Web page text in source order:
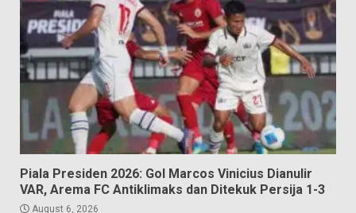
Piala Presiden 2026: Gol Marcos Vinicius Dianulir
VAR, Arema FC Antiklimaks dan Ditekuk Persija 1-3
August 6, 2026